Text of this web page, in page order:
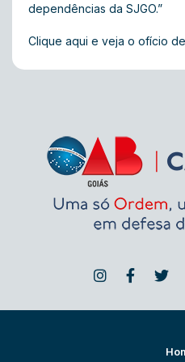
dependências da SJGO.”
Clique aqui e veja o ofício